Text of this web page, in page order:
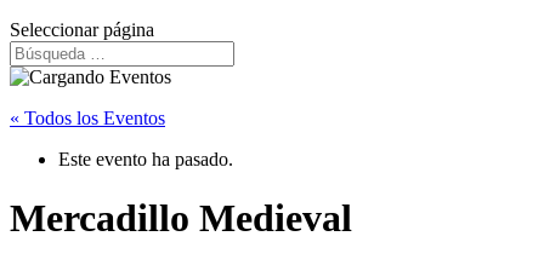
Seleccionar página
« Todos los Eventos
Este evento ha pasado.
Mercadillo Medieval